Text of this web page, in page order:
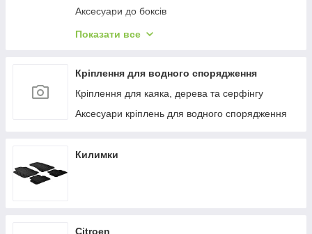
Аксесуари до боксів
Палатки на дах
Бокси на фаркоп
Показати все
Кріплення для водного спорядження
Кріплення для каяка, дерева та серфінгу
Аксесуари кріплень для водного спорядження
Килимки
Citroen